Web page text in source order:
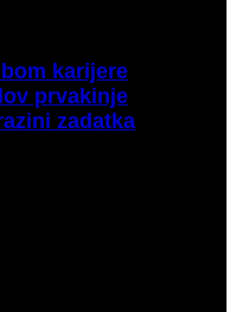
karijere
prvakinje
zadatka